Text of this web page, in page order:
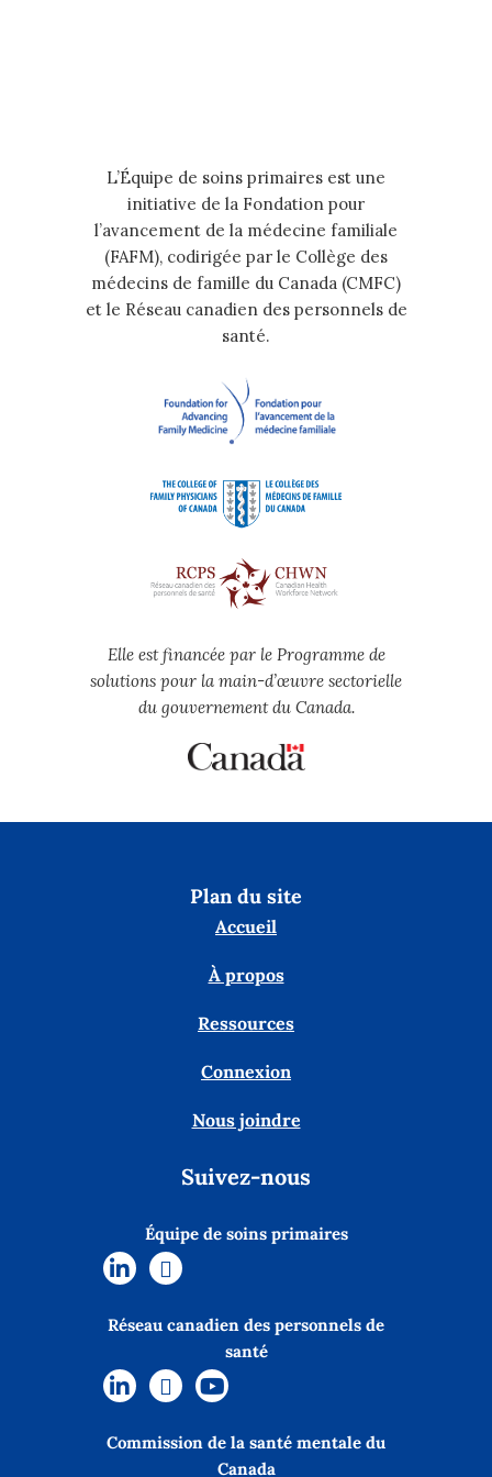
L’Équipe de soins primaires est une
initiative de la Fondation pour
l’avancement de la médecine familiale
(FAFM), codirigée par le Collège des
médecins de famille du Canada (CMFC)
et le Réseau canadien des personnels de
santé.
Elle est financée par le Programme de
solutions pour la main-d’œuvre sectorielle
du gouvernement du Canada.
Plan du site
Accueil
À propos
Ressources
Connexion
Nous joindre
Suivez-nous
Équipe de soins primaires
Réseau canadien des personnels de
santé
Commission de la santé mentale du
Canada